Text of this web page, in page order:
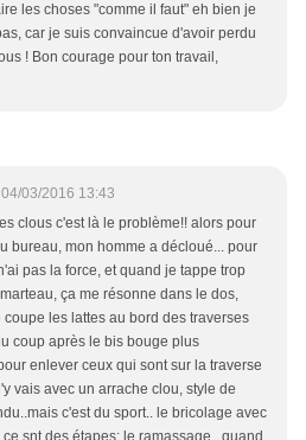
les choses "comme il faut" eh bien je
car je suis convaincue d'avoir perdu
! Bon courage pour ton travail,
04/03/2016 13:43
clous c'est là le problème!! alors pour
bureau, mon homme a décloué... pour
pas la force, et quand je tappe trop
ça me résonne dans le dos,
coupe les lattes au bord des traverses
coup après le bis bouge plus
enlever ceux qui sont sur la traverse
vais avec un arrache clou, style de
c'est du sport.. le bricolage avec
ce snt des étapes: le ramassage.. quand